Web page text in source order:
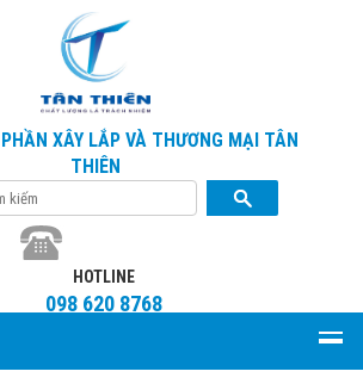
XÂY LẮP VÀ THƯƠNG MẠI TÂN
THIÊN
HOTLINE
098 620 8768